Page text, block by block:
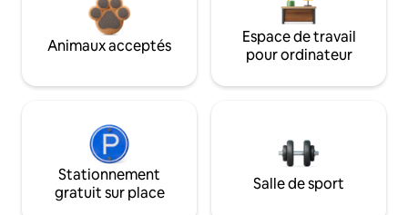
Animaux acceptés
Espace de travail
pour ordinateur
Stationnement
gratuit sur place
Salle de sport